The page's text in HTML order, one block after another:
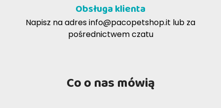
Obsługa klienta
Napisz na adresinfo@pacopetshop.it lub za
pośrednictwem czatu
Co o nas mówią